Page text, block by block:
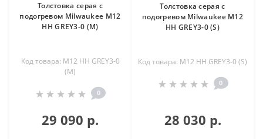
Толстовка серая с
подогревом Milwaukee M12
HH GREY3-0 (M)
Код товара: M12 HH GREY3-0
(M)
0
29 090 р.
Толстовка серая с
подогревом Milwaukee M12
HH GREY3-0 (S)
Код товара: M12 HH GREY3-0 (S)
0
28 030 р.